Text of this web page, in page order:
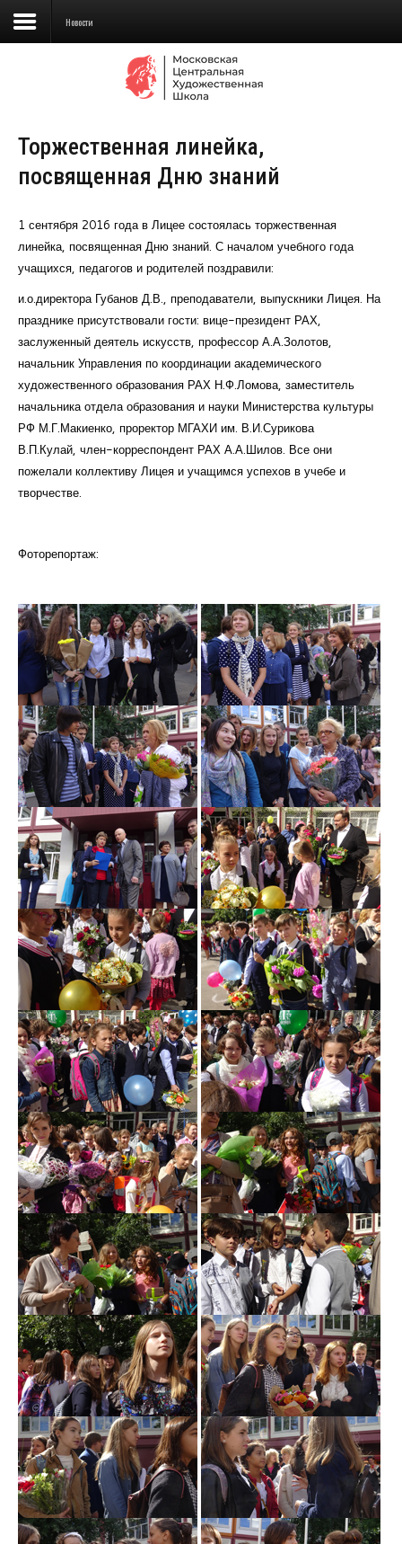
Сведения об образовательной
Школа
Училище
Детская Художественная школа
Поступающим
Подготовка
Образование
Курсы повышения квалификации
Центр непрерывного образования
Конкурсы
Новости
Торжественная линейка,
посвященная Дню знаний
1 сентября 2016 года в Лицее состоялась торжественная
линейка, посвященная Дню знаний. С началом учебного года
учащихся, педагогов и родителей поздравили:
и.о.директора Губанов Д.В., преподаватели, выпускники Лицея. На
празднике присутствовали гости: вице-президент РАХ,
заслуженный деятель искусств, профессор А.А.Золотов,
начальник Управления по координации академического
художественного образования РАХ Н.Ф.Ломова, заместитель
начальника отдела образования и науки Министерства культуры
РФ М.Г.Макиенко, проректор МГАХИ им. В.И.Сурикова
В.П.Кулай, член-корреспондент РАХ А.А.Шилов. Все они
пожелали коллективу Лицея и учащимся успехов в учебе и
творчестве.
Фоторепортаж: